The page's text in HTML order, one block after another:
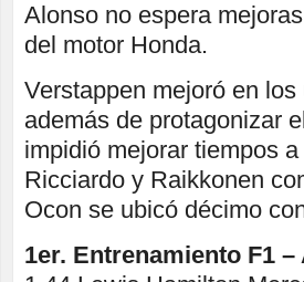
Alonso no espera
del motor Honda.
Verstappen mejoró en
además de protagonizar
impidió mejorar tiempos
Ricciardo y Raikkonen
Ocon se ubicó décimo
1er. Entrenamiento F1